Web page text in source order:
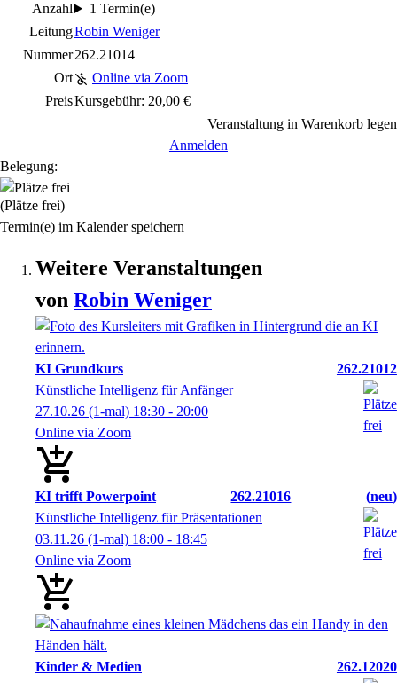
Anzahl
1 Termin(e)
LeitungRobin Weniger
Nummer262.21014
Ort
Online via Zoom
PreisKursgebühr: 20,00 €
Veranstaltung in Warenkorb legen
Anmelden
Belegung:
(Plätze frei)
Termin(e) im Kalender speichern
Weitere Veranstaltungen
von Robin Weniger
KI Grundkurs
262.21012
Künstliche Intelligenz für Anfänger
27.10.26 (1-mal) 18:30 - 20:00
Online via Zoom
KI trifft Powerpoint 262.21016
neu
Künstliche Intelligenz für Präsentationen
03.11.26 (1-mal) 18:00 - 18:45
Online via Zoom
Kinder & Medien
262.12020